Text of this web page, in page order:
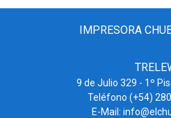
IMPRESORA
9 de Julio 329 - 1º
Teléfono (+54)
E-Mail: